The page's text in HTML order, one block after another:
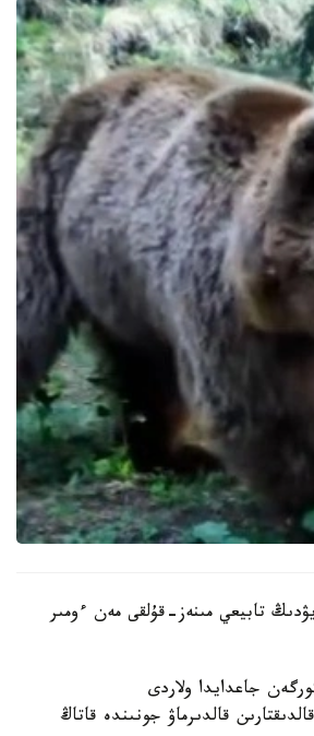
تابيعي مىنەز-قۇلقى مەن ءومىر
جاعدايدا ولاردى
قالدىرماۋ جونىندە قاتاڭ